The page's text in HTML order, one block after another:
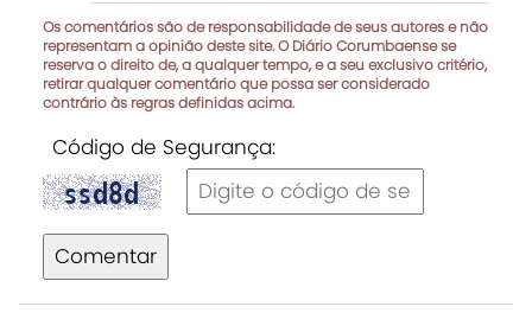
Os comentários são de responsabilidade de seus autores e não
representam a opinião deste site. O Diário Corumbaense se
reserva o direito de, a qualquer tempo, e a seu exclusivo critério,
retirar qualquer comentário que possa ser considerado
contrário às regras definidas acima.
Código de Segurança:
Comentar